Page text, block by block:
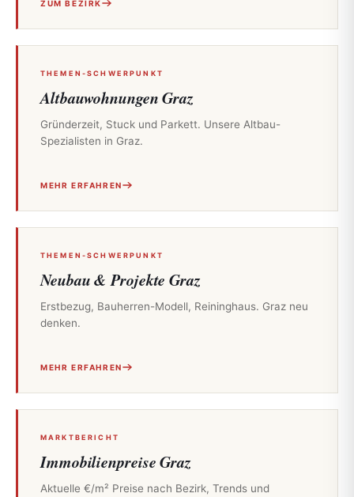
ZUM BEZIRK
THEMEN-SCHWERPUNKT
Altbauwohnungen Graz
Gründerzeit, Stuck und Parkett. Unsere Altbau-
Spezialisten in Graz.
MEHR ERFAHREN
THEMEN-SCHWERPUNKT
Neubau & Projekte Graz
Erstbezug, Bauherren-Modell, Reininghaus. Graz neu
denken.
MEHR ERFAHREN
MARKTBERICHT
Immobilienpreise Graz
Aktuelle €/m² Preise nach Bezirk, Trends und